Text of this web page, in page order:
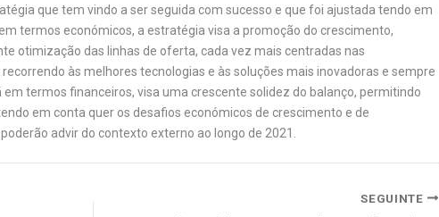
que tem vindo a ser seguida com sucesso e que foi ajustada tendo em
termos económicos, a estratégia visa a promoção do crescimento,
otimização das linhas de oferta, cada vez mais centradas nas
às melhores tecnologias e às soluções mais inovadoras e sempre
termos financeiros, visa uma crescente solidez do balanço, permitindo
em conta quer os desafios económicos de crescimento e de
advir do contexto externo ao longo de 2021.
SEGUINTE